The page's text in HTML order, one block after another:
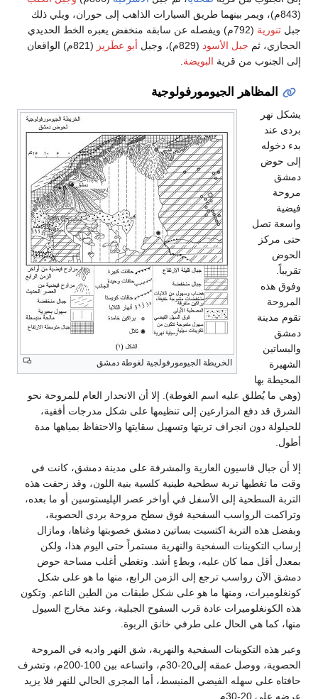
(843م)، ويمر بينهما طريق السيارات الذاهب إلى حوران، ويلي ذلك
جبل تنورية
(792م) ويفصله عن سابقه منخفض يعبره الخط الحديدي
الحجازي، ثم جبل الأسود (829م)، وجبل أبو عطَريز
(821م) الواقعان
إلى الجنوب من قرية البويضة.
المظاهر الجيومورفولوجية
الخريطة الجيومورفولجية لغوطة دمشق
يشكل نهر
بردى عند
بدء دخوله
إلى حوض
دمشق
مروحة
فيضية
واسعة تصل
حتى مركز
الحوض
تقريباً.
وفوق هذه
المروحة
تقوم مدينة
دمشق
والبساتين
الشهيرة
المحيطة بها
(وهي ما يُطلق عليه اسم الغوطة). إلا أن الانحدار العام للمروحة نحو
الشرق قد دفع المزارعين إلى تنظيمها على شكل مدرجات أفقية،
للحيلولة دون انجراف تربتها وتسهيل سقايتها والاحتفاظ بمياهها مدة
أطول.
إلا أن جبال قاسيون العارية والمشرفة على مدينة دمشق، كانت في
وقت ما تغطيها تربة سطحية طينية كلسية بنية اللون، وقد زحفت هذه
التربة السطحية إلى الأسفل في أواخر عصر الپليستوسين أو ما بعده،
وتراكمت الرواسب السفحية فوق سطح مروحة بردى الحصوية،
وبفضل هذه التربة اكتسبت بساتين دمشق خصوبتها وغناها، ومازال
إرساب التكوينات السفحية والنهرية مستمراً حتى اليوم هذا، ولكن
بمعدل أقل مما كان عليه، وبطءٍ أشد. وتغطي أغلب مساحة حوض
دمشق الآن رواسب ترجع إلى الزمن الرابع، منها ما هو على شكل
كونغلوميرات، ومنها ما هو على شكل طبقات من الطين الناعم. وتكون
هذه الكونغلوميرات عادة قرب السفوح الجبلية، وعند مخارج السيول
منها، كما هي الحال على طرفي خانق الربوة.
وعبر هذه التكوينات السفحية والنهرية، شق النهر واديه في المروحة
الحصوية، ووصل عمقه إلى20-30م، واتساعه بين 100-200م، وتشرف
حافتاه على سهله الفيضي المنبسط، أما المجرى الحالي للنهر فلا يزيد
عرضه على 20-30م.